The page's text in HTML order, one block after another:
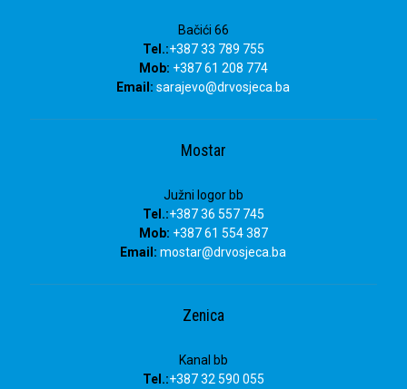
Bačići 66
Tel.:+387 33 789 755
Mob: +387 61 208 774
Email: sarajevo@drvosjeca.ba
Mostar
Južni logor bb
Tel.:+387 36 557 745
Mob: +387 61 554 387
Email: mostar@drvosjeca.ba
Zenica
Kanal bb
Tel.:+387 32 590 055